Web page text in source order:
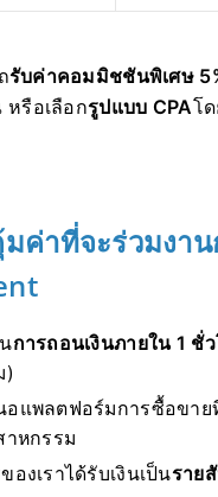
รับค่าคอมมิชชันพิเศษ
รือเลือกรูปแบบ CPAโ
ค่าที่จะร่วมงา
การถอนเงินภายใน 1 ชั่
)
อแพลตฟอร์มการซื้อขา
าหกรรม
องเราได้รับเงินเป็นราย